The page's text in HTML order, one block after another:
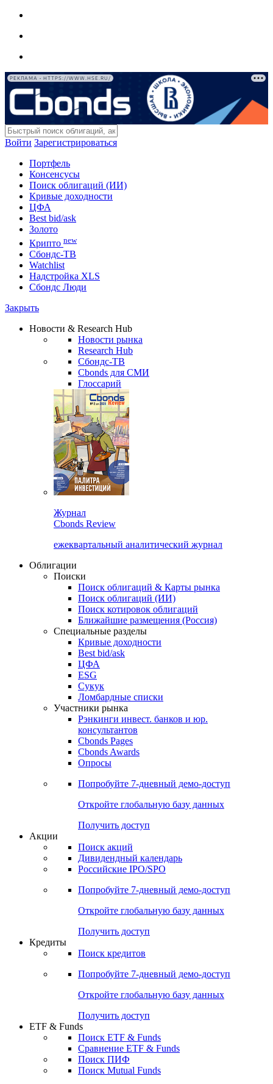
РЕКЛАМА • HTTPS://WWW.HSE.RU/
Войти Зарегистрироваться
Портфель
Консенсусы
Поиск облигаций (ИИ)
Кривые доходности
ЦФА
Best bid/ask
Золото
Крипто new
Сбондс-ТВ
Watchlist
Надстройка XLS
Сбондс Люди
Закрыть
Новости & Research Hub
Новости рынка
Research Hub
Сбондс-ТВ
Cbonds для СМИ
Глоссарий
Журнал
Cbonds Review
ежеквартальный аналитический журнал
Облигации
Поиски
Поиск облигаций & Карты рынка
Поиск облигаций (ИИ)
Поиск котировок облигаций
Ближайшие размещения (Россия)
Специальные разделы
Кривые доходности
Best bid/ask
ЦФА
ESG
Сукук
Ломбардные списки
Участники рынка
Рэнкинги инвест. банков и юр.
консультантов
Cbonds Pages
Cbonds Awards
Опросы
Попробуйте 7-дневный демо-доступ
Откройте глобальную базу данных
Получить доступ
Акции
Поиск акций
Дивидендный календарь
Российские IPO/SPO
Попробуйте 7-дневный демо-доступ
Откройте глобальную базу данных
Получить доступ
Кредиты
Поиск кредитов
Попробуйте 7-дневный демо-доступ
Откройте глобальную базу данных
Получить доступ
ETF & Funds
Поиск ETF & Funds
Сравнение ETF & Funds
Поиск ПИФ
Поиск Mutual Funds